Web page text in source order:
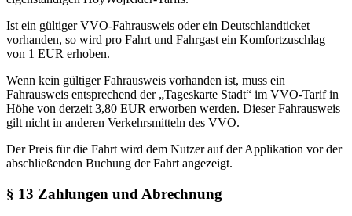
Ist ein gültiger VVO-Fahrausweis oder ein Deutschlandticket
vorhanden, so wird pro Fahrt und Fahrgast ein Komfortzuschlag
von 1 EUR erhoben.
Wenn kein gültiger Fahrausweis vorhanden ist, muss ein
Fahrausweis entsprechend der „Tageskarte Stadt“ im VVO-Tarif in
Höhe von derzeit 3,80 EUR erworben werden. Dieser Fahrausweis
gilt nicht in anderen Verkehrsmitteln des VVO.
Der Preis für die Fahrt wird dem Nutzer auf der Applikation vor der
abschließenden Buchung der Fahrt angezeigt.
§ 13 ​Zahlungen und Abrechnung